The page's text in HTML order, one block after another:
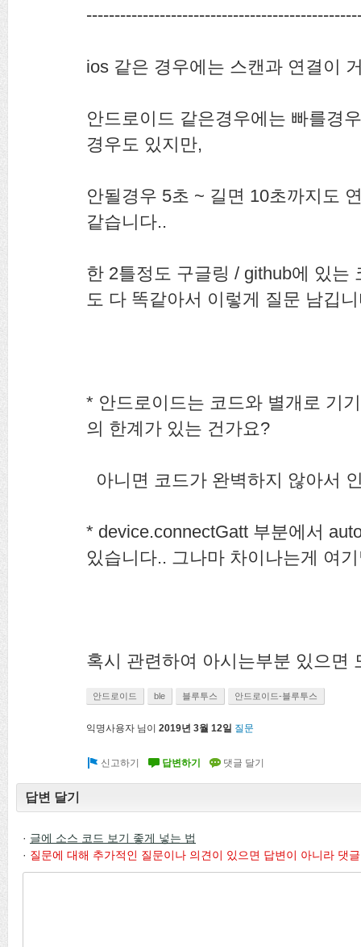
ios 같은 경우에는 스캔과 연결이
안드로이드 같은경우에는 빠를경
경우도 있지만,
안될경우 5초 ~ 길면 10초까지도
같습니다..
한 2틀정도 구글링 / github에 있는
도 다 똑같아서 이렇게 질문 남깁
* 안드로이드는 코드와 별개로 기
의 한계가 있는 건가요?
아니면 코드가 완벽하지 않아서
* device.connectGatt 부분에서
있습니다.. 그나마 차이나는게 여
혹시 관련하여 아시는부분 있으면
안드로이드 ble 블루투스 안드로이드-블루투스
익명사용자 님이 2019년 3월 12일 질문
답변 달기
· 글에 소스 코드 보기 좋게 넣는 법
· 질문에 대해 추가적인 질문이나 의견이 있으면 답변이 아니라 댓